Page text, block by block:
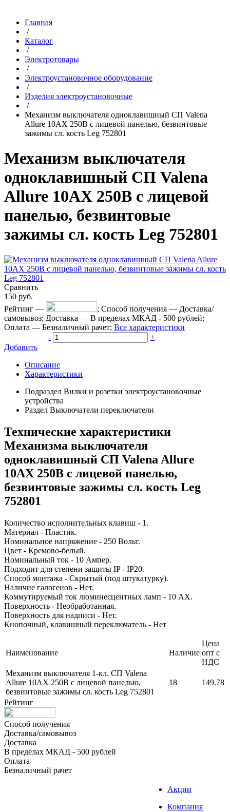
Главная
/
Каталог
/
Электротовары
/
Электроустановочное оборудование
/
Изделия электроустановочные
/
Механизм выключателя одноклавишный СП Valena
Allure 10АХ 250В с лицевой панелью, безвинтовые
зажимы сл. кость Leg 752801
Механизм выключателя
одноклавишный СП Valena
Allure 10АХ 250В с лицевой
панелью, безвинтовые
зажимы сл. кость Leg 752801
Сравнить
150 руб.
Рейтинг — ; Способ получения — Доставка/
самовывоз; Доставка — В пределах МКАД - 500 рублей;
Оплата — Безналичный рачет; Все характеристики
-
+
Добавить
Описание
Характеристики
Подраздел Вилки и розетки электроустановочные
устройства
Раздел Выключатели переключатели
Технические характеристики
Механизма выключателя
одноклавишный СП Valena Allure
10АХ 250В с лицевой панелью,
безвинтовые зажимы сл. кость Leg
752801
Количество исполнительных клавиш - 1.
Материал - Пластик.
Номинальное напряжение - 250 Вольт.
Цвет - Кремово-белый.
Номинальный ток - 10 Ампер.
Подходит для степени защиты IP - IP20.
Способ монтажа - Скрытый (под штукатурку).
Наличие галогенов - Нет.
Коммутируемый ток люминесцентных ламп - 10 AX.
Поверхность - Необработанная.
Поверхность для надписи - Нет.
Кнопочный, клавишный переключатель - Нет
Наименование Наличие
Цена
опт с
НДС
Механизм выключателя 1-кл. СП Valena
Allure 10АХ 250В с лицевой панелью,
безвинтовые зажимы сл. кость Leg 752801
18 149.78
Рейтинг
Способ получения
Доставка/самовывоз
Доставка
В пределах МКАД - 500 рублей
Оплата
Безналичный рачет
Акции
Компания